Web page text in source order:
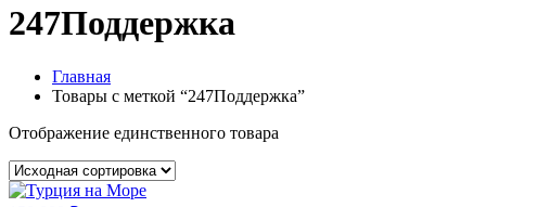
247Поддержка
Главная
Товары с меткой “247Поддержка”
Отображение единственного товара